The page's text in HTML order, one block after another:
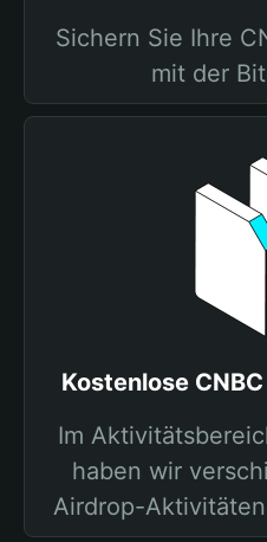
Sichern Sie Ihre
mit der
Kostenlose
Im
haben wir
Airdrop-